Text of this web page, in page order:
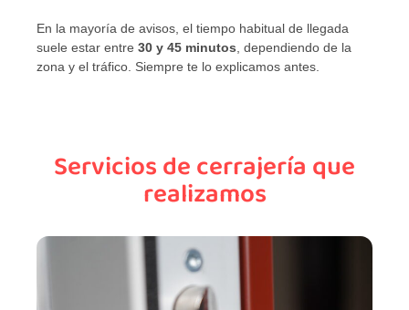
En la mayoría de avisos, el tiempo habitual de llegada
suele estar entre 30 y 45 minutos, dependiendo de la
zona y el tráfico. Siempre te lo explicamos antes.
Servicios de cerrajería que
realizamos